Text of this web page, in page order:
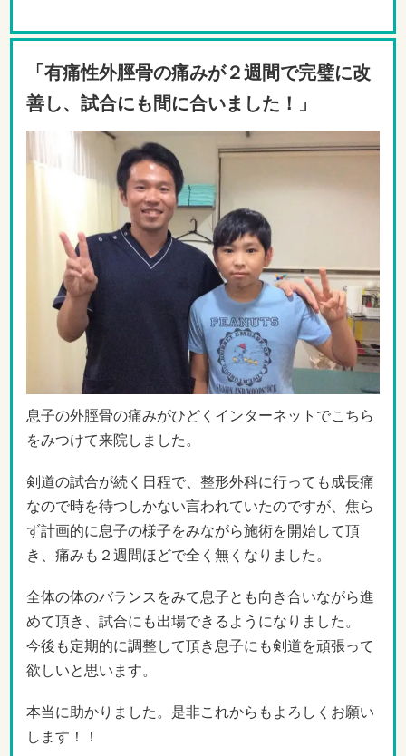
「有痛性外脛骨の痛みが２週間で完璧に改
善し、試合にも間に合いました！」
息子の外脛骨の痛みがひどくインターネットでこちら
をみつけて来院しました。
剣道の試合が続く日程で、整形外科に行っても成長痛
なので時を待つしかない言われていたのですが、焦ら
ず計画的に息子の様子をみながら施術を開始して頂
き、痛みも２週間ほどで全く無くなりました。
全体の体のバランスをみて息子とも向き合いながら進
めて頂き、試合にも出場できるようになりました。
今後も定期的に調整して頂き息子にも剣道を頑張って
欲しいと思います。
本当に助かりました。是非これからもよろしくお願い
します！！